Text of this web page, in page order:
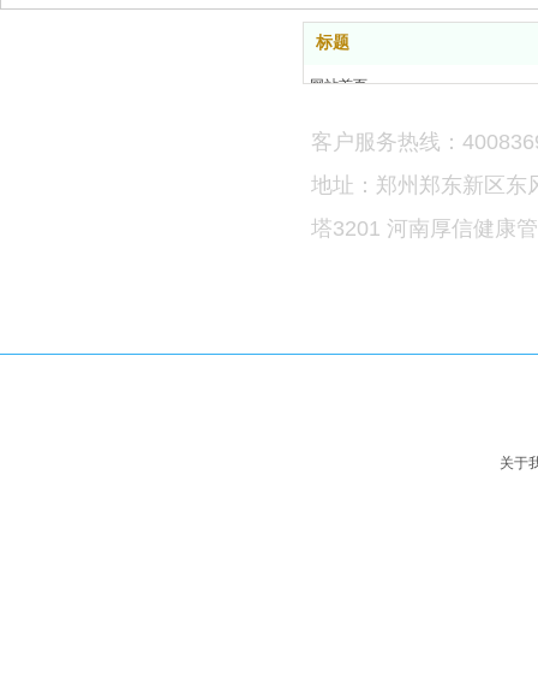
标题
网站首页
加盟合作
直营连锁
联系我们
客户服务热线：
地址：郑州郑东新区
塔3201 河南厚信健康
关于